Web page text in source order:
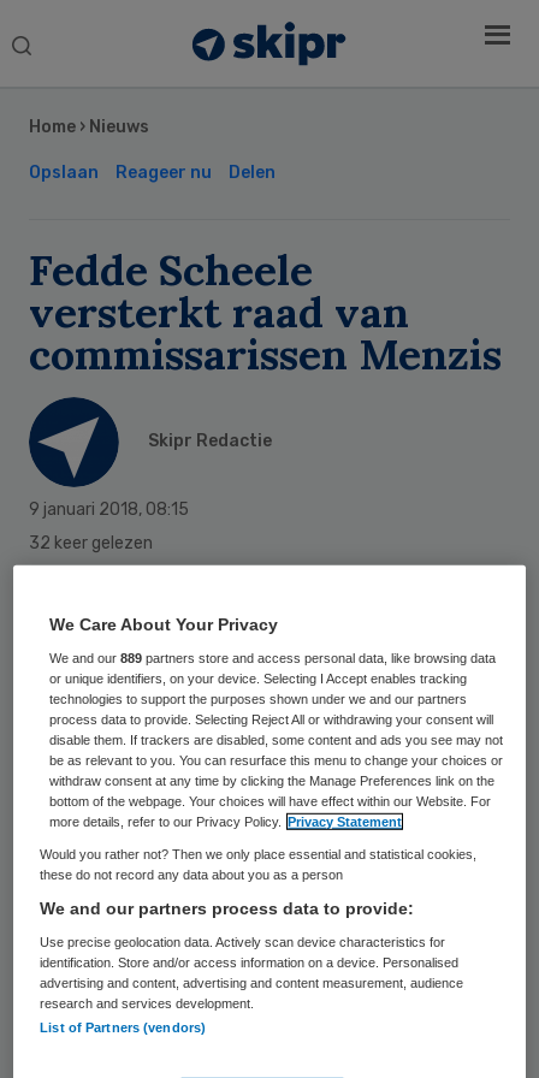
Search
Home › Nieuws
Opslaan Reageer nu Delen
Fedde Scheele
versterkt raad van
commissarissen Menzis
Skipr Redactie
9 januari 2018, 08:15
32 keer gelezen
De ledenraad van Menzis heeft Fedde
Scheele benoemd als lid van de raad van
commissarissen van de verzekeraar. Hij
volgt hiermee Rein Zwierstra op, wiens
zittingstermijn als commissaris op 1 januari
2018 is afgelopen.
Scheele is hoogleraar Innovatie zorg en
onderwijs aan het VUmc en daarnaast
onder meer voorzitter van het College
Geneeskundige Specialismen en voorzitter
van de Nederlandse Vereniging van Medisch
Onderwijs.
Sidebar
We Care About Your Privacy
We and our889 partners store and access personal data, like browsing data
or unique identifiers, on your device. Selecting I Accept enables tracking
technologies to support the purposes shown under we and our partners
process data to provide. Selecting Reject All or withdrawing your consent will
disable them. If trackers are disabled, some content and ads you see may not
be as relevant to you. You can resurface this menu to change your choices or
withdraw consent at any time by clicking the Manage Preferences link on the
bottom of the webpage. Your choices will have effect within our Website. For
more details, refer to our Privacy Policy.
Privacy Statement
Would you rather not? Then we only place essential and statistical cookies,
these do not record any data about you as a person
We and our partners process data to provide:
Use precise geolocation data. Actively scan device characteristics for
identification. Store and/or access information on a device. Personalised
advertising and content, advertising and content measurement, audience
research and services development.
List of Partners (vendors)